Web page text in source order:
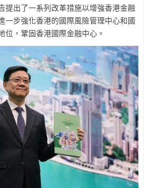
提出了一系列改革措施以增強香港金融
一步強化香港的國際風險管理中心和國
位，鞏固香港國際金融中心。